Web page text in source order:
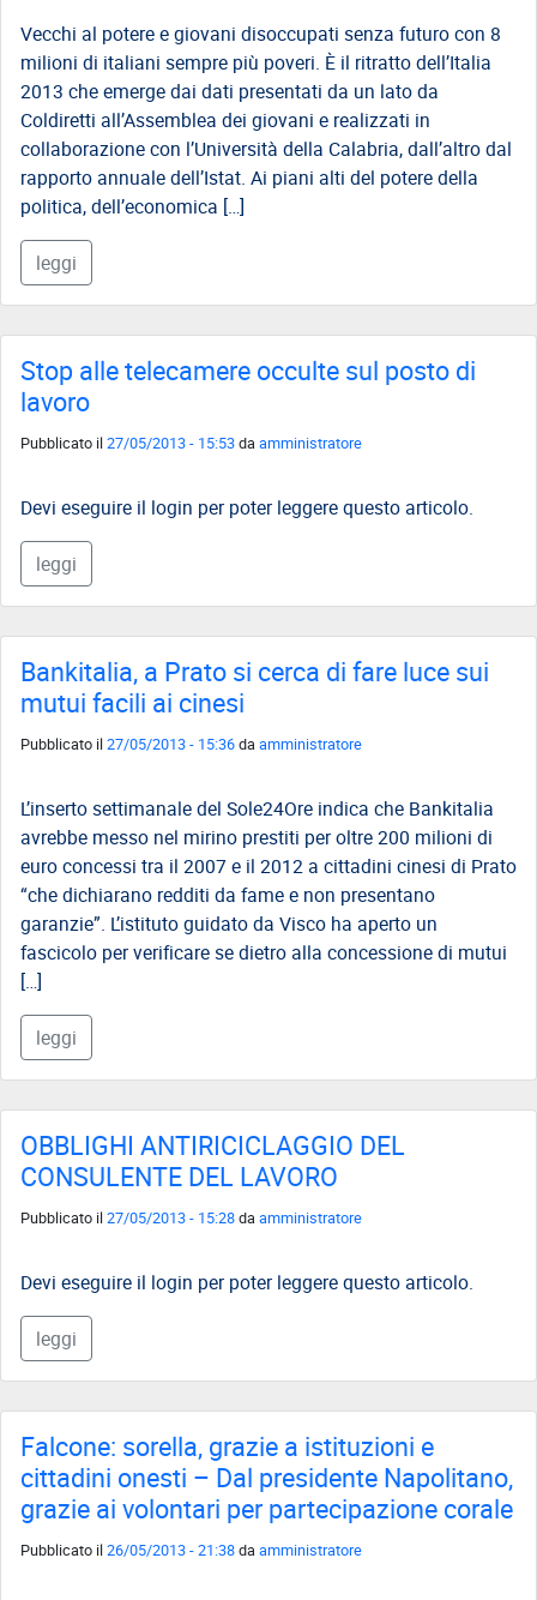
Vecchi al potere e giovani disoccupati senza futuro con 8
milioni di italiani sempre più poveri. È il ritratto dell’Italia
2013 che emerge dai dati presentati da un lato da
Coldiretti all’Assemblea dei giovani e realizzati in
collaborazione con l’Università della Calabria, dall’altro dal
rapporto annuale dell’Istat. Ai piani alti del potere della
politica, dell’economica […]
leggi
Stop alle telecamere occulte sul posto di
lavoro
Pubblicato il27/05/2013 - 15:53daamministratore
Devi eseguire il login per poter leggere questo articolo.
leggi
Bankitalia, a Prato si cerca di fare luce sui
mutui facili ai cinesi
Pubblicato il27/05/2013 - 15:36daamministratore
L’inserto settimanale del Sole24Ore indica che Bankitalia
avrebbe messo nel mirino prestiti per oltre 200 milioni di
euro concessi tra il 2007 e il 2012 a cittadini cinesi di Prato
“che dichiarano redditi da fame e non presentano
garanzie”. L’istituto guidato da Visco ha aperto un
fascicolo per verificare se dietro alla concessione di mutui
[…]
leggi
OBBLIGHI ANTIRICICLAGGIO DEL
CONSULENTE DEL LAVORO
Pubblicato il27/05/2013 - 15:28daamministratore
Devi eseguire il login per poter leggere questo articolo.
leggi
Falcone: sorella, grazie a istituzioni e
cittadini onesti – Dal presidente Napolitano,
grazie ai volontari per partecipazione corale
Pubblicato il26/05/2013 - 21:38daamministratore